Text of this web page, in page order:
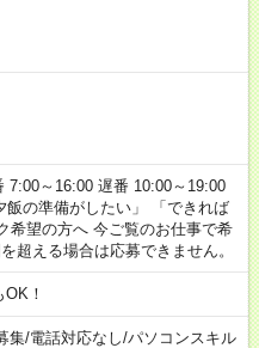
7:00～16:00 遅番 10:00～19:00
の準備がしたい」 「できれば
希望の方へ 今ご覧のお仕事で希
超える場合は応募できません。
！
集/電話対応なし/パソコンスキル